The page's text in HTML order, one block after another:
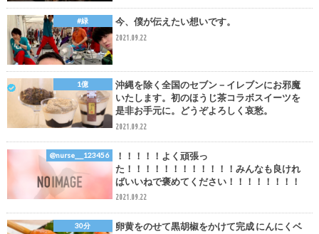
#緑 今、僕が伝えたい想いです。
2021.09.22
1億
沖縄を除く全国のセブン－イレブンにお邪魔
いたします。初のほうじ茶コラボスイーツを
是非お手元に。どうぞよろしく哀愁。
2021.09.22
@nurse___123456
！！！！！よく頑張っ
た！！！！！！！！！！！！みんなも良けれ
ばいいねで褒めてください！！！！！！！！
2021.09.22
30分
卵黄をのせて黒胡椒をかけて完成 にんにくベ